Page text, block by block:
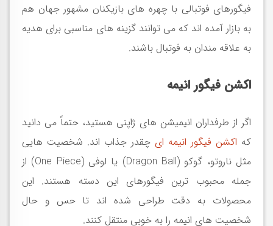
فیگورهای فوتبالی با چهره های بازیکنان مشهور جهان هم
به بازار آمده اند که می توانند گزینه های مناسبی برای هدیه
به علاقه مندان به فوتبال باشند.
اکشن فیگور انیمه
اگر از طرفداران انیمیشن های ژاپنی هستید، حتماً می دانید
که اکشن فیگور انیمه ای چقدر جذاب اند. شخصیت هایی
مثل ناروتو، گوکو (Dragon Ball) یا لوفی (One Piece)
از
جمله محبوب ترین فیگورهای این دسته هستند. این
محصولات به دقت طراحی شده اند تا حس و حال
شخصیت های انیمه را به خوبی منتقل کنند.